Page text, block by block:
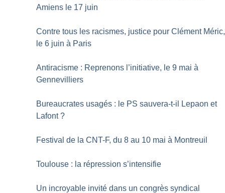
Amiens le 17 juin
Contre tous les racismes, justice pour Clément Méric,
le 6 juin à Paris
Antiracisme : Reprenons l’initiative, le 9 mai à
Gennevilliers
Bureaucrates usagés : le PS sauvera-t-il Lepaon et
Lafont ?
Festival de la CNT-F, du 8 au 10 mai à Montreuil
Toulouse : la répression s’intensifie
Un incroyable invité dans un congrès syndical